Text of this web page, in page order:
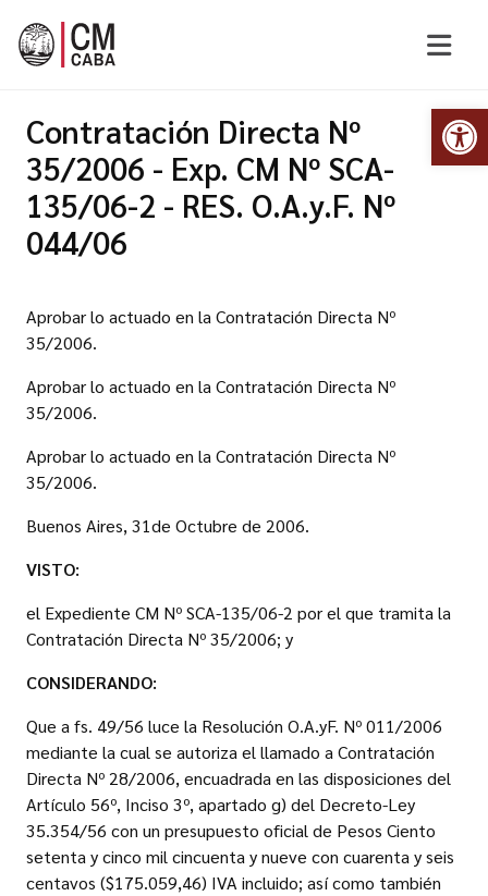
Contratación Directa Nº
35/2006 - Exp. CM Nº SCA-
135/06-2 - RES. O.A.y.F. Nº
044/06
Aprobar lo actuado en la Contratación Directa Nº
35/2006.
Aprobar lo actuado en la Contratación Directa Nº
35/2006.
Aprobar lo actuado en la Contratación Directa Nº
35/2006.
Buenos Aires, 31de Octubre de 2006.
VISTO:
el Expediente CM Nº SCA-135/06-2 por el que tramita la
Contratación Directa Nº 35/2006; y
CONSIDERANDO:
Que a fs. 49/56 luce la Resolución O.A.yF. Nº 011/2006
mediante la cual se autoriza el llamado a Contratación
Directa Nº 28/2006, encuadrada en las disposiciones del
Artículo 56º, Inciso 3º, apartado g) del Decreto-Ley
35.354/56 con un presupuesto oficial de Pesos Ciento
setenta y cinco mil cincuenta y nueve con cuarenta y seis
centavos ($175.059,46) IVA incluido; así como también